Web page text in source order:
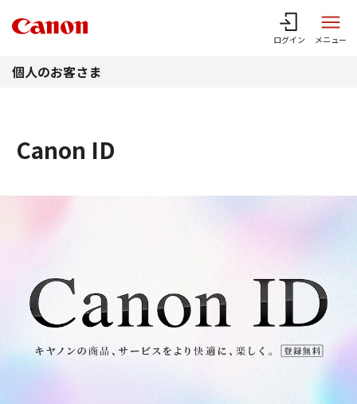
ログイン メニュー
個人のお客さま
Canon ID